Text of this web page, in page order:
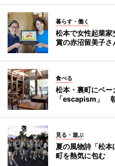
暮らす・働く
松本で女性起業
賞の赤沼留美子さ
食べる
松本・裏町にベ
「escapism」
見る・遊ぶ
夏の風物詩「松
町を熱気に包む